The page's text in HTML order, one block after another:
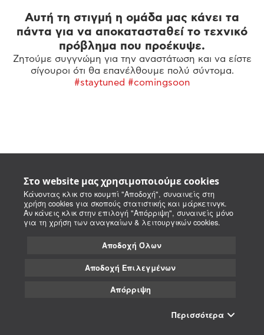
Στο website μας χρησιμοποιούμε cookies
Κάνοντας κλικ στο κουμπί "Αποδοχή", συναινείς στη
χρήση cookies για σκοπούς στατιστικής και μάρκετινγκ.
Αν κάνεις κλικ στην επιλογή "Απόρριψη", συναινείς μόνο
για τη χρήση των αναγκαίων & λειτουργικών cookies.
Αποδοχή Όλων
Αποδοχή Επιλεγμένων
Απόρριψη
Περισσότερα
Αυτή τη στιγμή η ομάδα μας κάνει τα
πάντα για να αποκατασταθεί το τεχνικό
πρόβλημα που προέκυψε.
Ζητούμε συγγνώμη για την αναστάτωση και να είστε
σίγουροι ότι θα επανέλθουμε πολύ σύντομα.
#staytuned #comingsoon